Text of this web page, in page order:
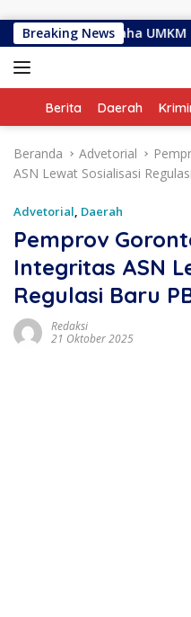
Breaking News
Bantuan Usaha UMKM
Home
Berita Daerah
Beranda Advetorial
ASN Lewat Sosialisasi
Advetorial, Daerah
Pemprov
Integritas ASN
Regulasi Baru
Redaksi
21 Oktober 2025